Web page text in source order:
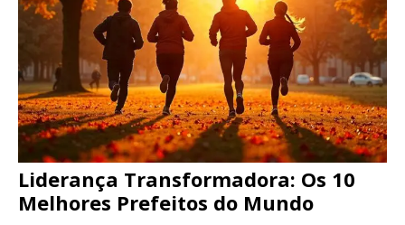
Liderança Transformadora: Os 10
Melhores Prefeitos do Mundo